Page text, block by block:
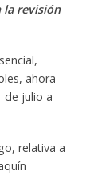
la revisión
ahora
de julio a
relativa a